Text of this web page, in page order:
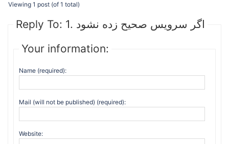
Viewing 1 post (of 1 total)
Reply To: 1. اگر سرویس صحیح زده نشود
Your information:
Name (required):
Mail (will not be published) (required):
Website: